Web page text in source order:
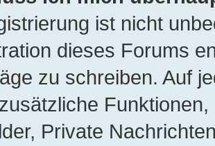
ist nicht
dieses Forums
zu schreiben. Auf
Private